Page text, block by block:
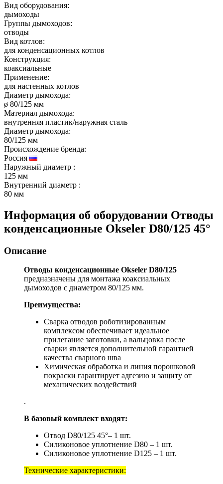
Вид оборудования:
дымоходы
Группы дымоходов:
отводы
Вид котлов:
для конденсационных котлов
Конструкция:
коаксиальные
Применение:
для настенных котлов
Диаметр дымохода:
ø 80/125 мм
Материал дымохода:
внутренняя пластик/наружная сталь
Диаметр дымохода:
80/125 мм
Происхождение бренда:
Россия
Наружный диаметр :
125 мм
Внутренний диаметр :
80 мм
Информация об оборудовании Отводы
конденсационные Okseler D80/125 45°
Описание
Отводы конденсационные Okseler D80/125
предназначены для монтажа коаксиальных
дымоходов с диаметром 80/125 мм.
Преимущества:
Сварка отводов роботизированным
комплексом обеспечивает идеальное
прилегание заготовки, а вальцовка после
сварки является дополнительной гарантией
качества сварного шва
Химическая обработка и линия порошковой
покраски гарантирует адгезию и защиту от
механических воздействий
.
В базовый комплект входят:
Отвод D80/125 45°– 1 шт.
Силиконовое уплотнение D80 – 1 шт.
Силиконовое уплотнение D125 – 1 шт.
Технические характеристики: